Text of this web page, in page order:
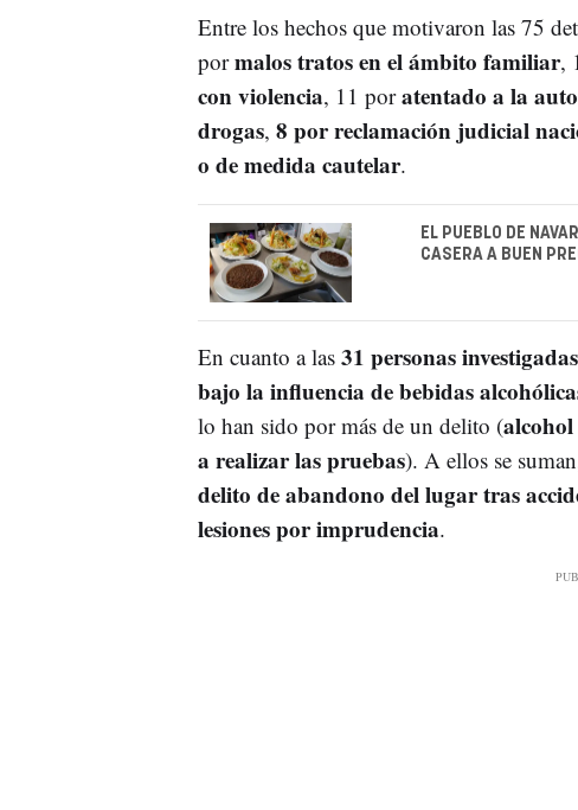
Entre los hechos que motivaron las 75
pormalos tratos en el ámbito familiar,
con violencia, 11 poratentado a la
drogas, 8 por reclamación judicial
o de medida cautelar.
EL PUEBLO DE
CASERA A BUEN
En cuanto a las31 personas
bajo la influencia de bebidas
lo han sido por más de un delito (alcohol
a realizar las pruebas). A ellos se
delito de abandono del lugar tras
lesiones por imprudencia.